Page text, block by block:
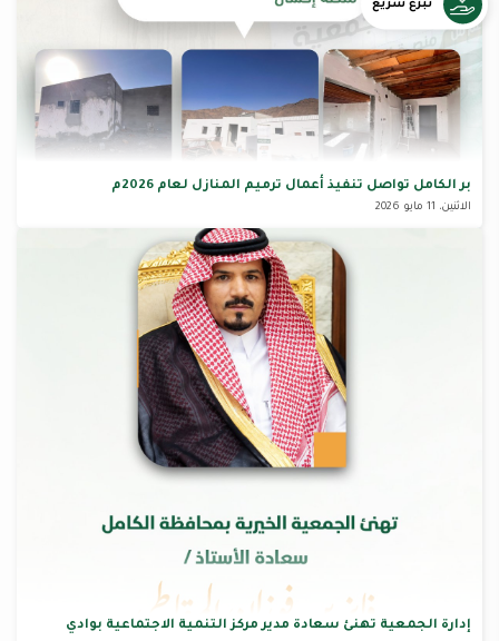
بر الكامل تواصل تنفيذ أعمال ترميم المنازل لعام 2026م
الاثنين، 11 مايو 2026
إدارة الجمعية تهنئ سعادة مدير مركز التنمية الاجتماعية بوادي
تبرع سريع